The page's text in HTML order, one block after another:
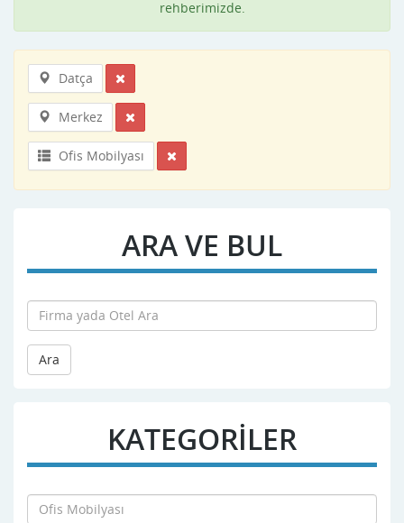
rehberimizde.
Datça
Merkez
Ofis Mobilyası
ARA VE BUL
Ara
KATEGORİLER